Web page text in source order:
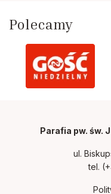
Polecamy
Parafia pw. św.
ul.
tel.